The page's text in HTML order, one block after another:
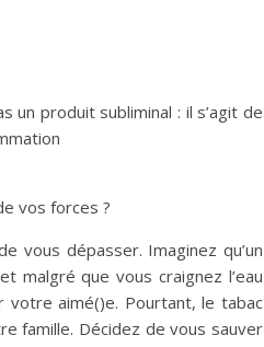
un produit subliminal : il s’agit de
vos forces ?
vous dépasser. Imaginez qu’un
malgré que vous craignez l’eau
votre aimé()e. Pourtant, le tabac
famille. Décidez de vous sauver